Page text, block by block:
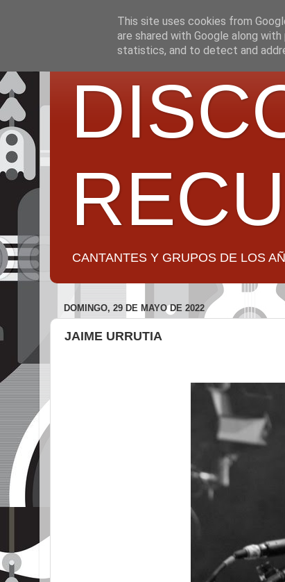
CANTANTES Y GRUPOS DE LOS
DOMINGO, 29 DE MAYO DE 2022
JAIME URRUTIA
This site uses cookies from
are shared with Google along
statistics, and to detect and